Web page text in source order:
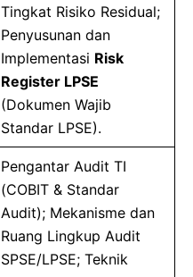
Tingkat Risiko Residual;
Penyusunan dan
Implementasi Risk
Register LPSE
(Dokumen Wajib
Standar LPSE).
Pengantar Audit TI
(COBIT & Standar
Audit); Mekanisme dan
Ruang Lingkup Audit
SPSE/LPSE; Teknik